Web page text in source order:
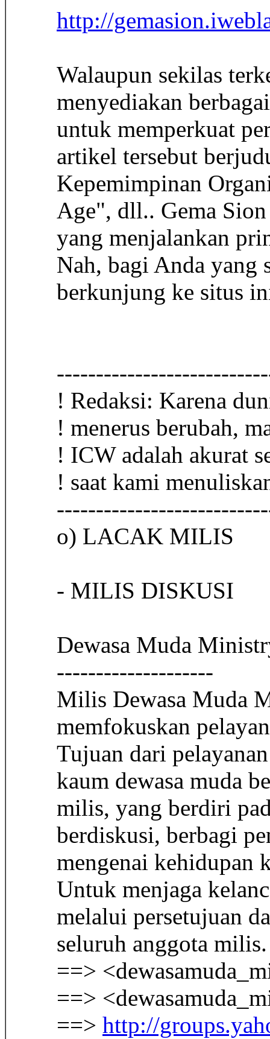
http://
Walaupun sekilas
menyediakan
untuk memperkuat
artikel tersebut
Kepemimpinan
Age", dll.. Gema
yang menjalankan
Nah, bagi Anda yang
berkunjung ke situs
! Redaksi: Karena
! menerus berubah,
! ICW adalah akurat
! saat kami
o) LACAK MILIS
- MILIS DISKUSI
Dewasa Muda
--------------------
Milis Dewasa Muda
memfokuskan
Tujuan dari
kaum dewasa muda
milis, yang berdiri
berdiskusi, berbagi
mengenai kehidupan
Untuk menjaga
melalui persetujuan
seluruh anggota
==>
==>
==> http://